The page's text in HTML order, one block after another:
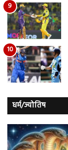
धर्म/ज्योतिष